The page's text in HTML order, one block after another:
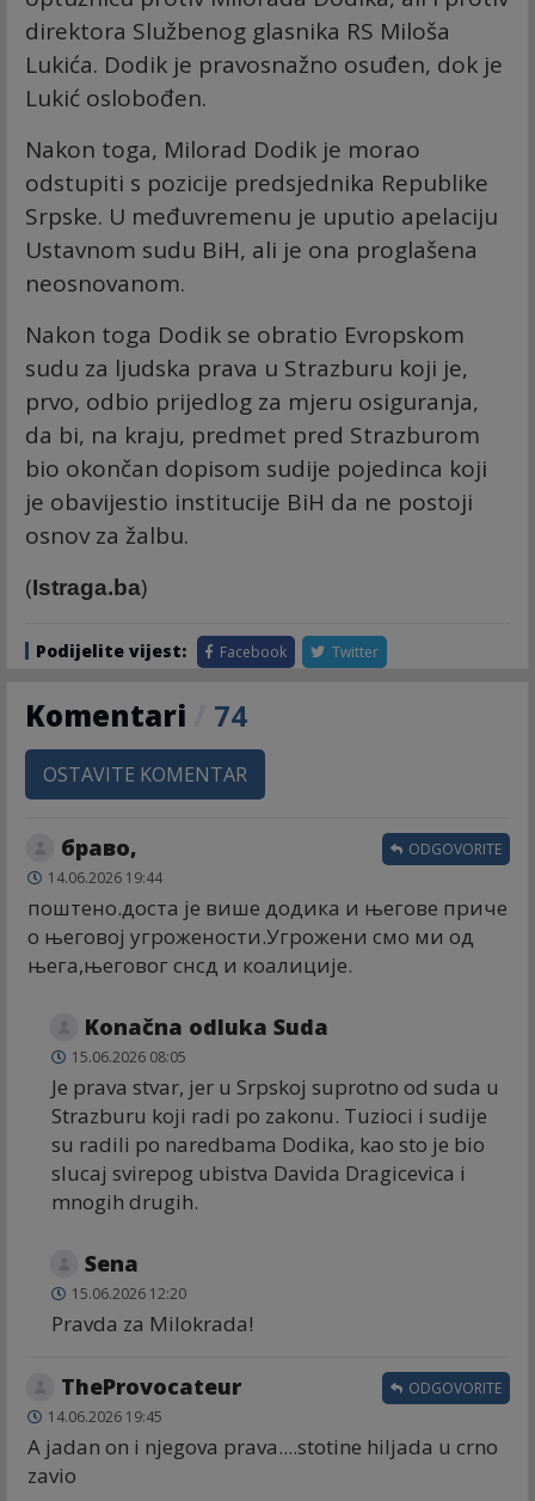
direktora Službenog glasnika RS Miloša
Lukića. Dodik je pravosnažno osuđen, dok je
Lukić oslobođen.
Nakon toga, Milorad Dodik je morao
odstupiti s pozicije predsjednika Republike
Srpske. U međuvremenu je uputio apelaciju
Ustavnom sudu BiH, ali je ona proglašena
neosnovanom.
Nakon toga Dodik se obratio Evropskom
sudu za ljudska prava u Strazburu koji je,
prvo, odbio prijedlog za mjeru osiguranja,
da bi, na kraju, predmet pred Strazburom
bio okončan dopisom sudije pojedinca koji
je obavijestio institucije BiH da ne postoji
osnov za žalbu.
(Istraga.ba)
Podijelite vijest: Facebook Twitter
Komentari 74
OSTAVITE KOMENTAR
браво,
14.06.2026 19:44
поштено.доста је више додика и његове приче
о његовој угрожености.Угрожени смо ми од
њега,његовог снсд и коалиције.
ODGOVORITE
Konačna odluka Suda
15.06.2026 08:05
Je prava stvar, jer u Srpskoj suprotno od suda u
Strazburu koji radi po zakonu. Tuzioci i sudije
su radili po naredbama Dodika, kao sto je bio
slucaj svirepog ubistva Davida Dragicevica i
mnogih drugih.
Sena
15.06.2026 12:20
Pravda za Milokrada!
TheProvocateur
14.06.2026 19:45
A jadan on i njegova prava....stotine hiljada u crno
zavio
ODGOVORITE